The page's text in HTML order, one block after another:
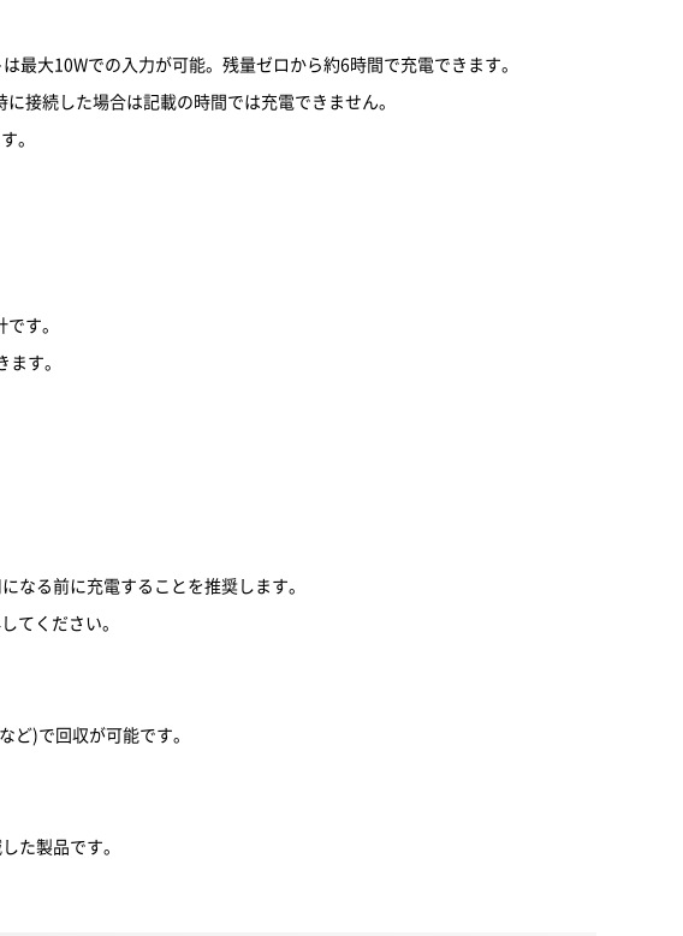
大10Wでの入力が可能。残量ゼロから約6時間で充電できます。
接続した場合は記載の時間では充電できません。
。
す。
す。
る前に充電することを推奨します。
てください。
)で回収が可能です。
た製品です。